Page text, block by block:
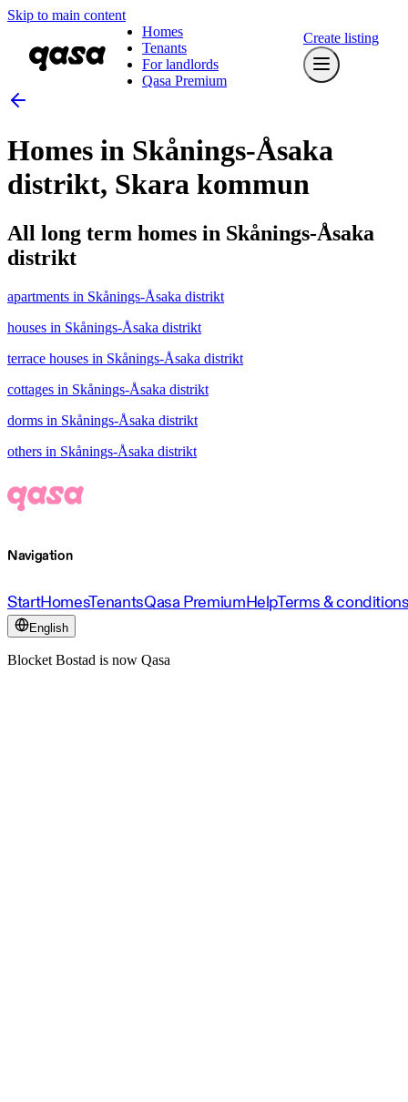
Skip to main content
Homes
Tenants
For landlords
Qasa Premium
Create listing
Homes in Skånings-Åsaka
distrikt, Skara kommun
All long term homes in Skånings-Åsaka
distrikt
apartments in Skånings-Åsaka distrikt
houses in Skånings-Åsaka distrikt
terrace houses in Skånings-Åsaka distrikt
cottages in Skånings-Åsaka distrikt
dorms in Skånings-Åsaka distrikt
others in Skånings-Åsaka distrikt
Navigation
StartHomesTenantsQasa PremiumHelpTerms &
English
Blocket Bostad is now Qasa